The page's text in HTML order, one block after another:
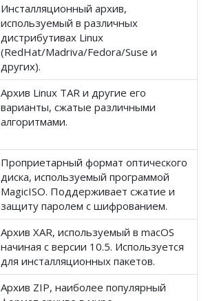
Инсталляционный архив,
используемый в различных
дистрибутивах Linux
(RedHat/Madriva/Fedora/Suse и
других).
Архив Linux TAR и другие его
варианты, сжатые различными
алгоритмами.
Проприетарный формат оптического
диска, используемый программой
MagicISO. Поддерживает сжатие и
защиту паролем с шифрованием.
Архив XAR, используемый в macOS
начиная с версии 10.5. Используется
для инсталляционных пакетов.
Архив ZIP, наиболее популярный